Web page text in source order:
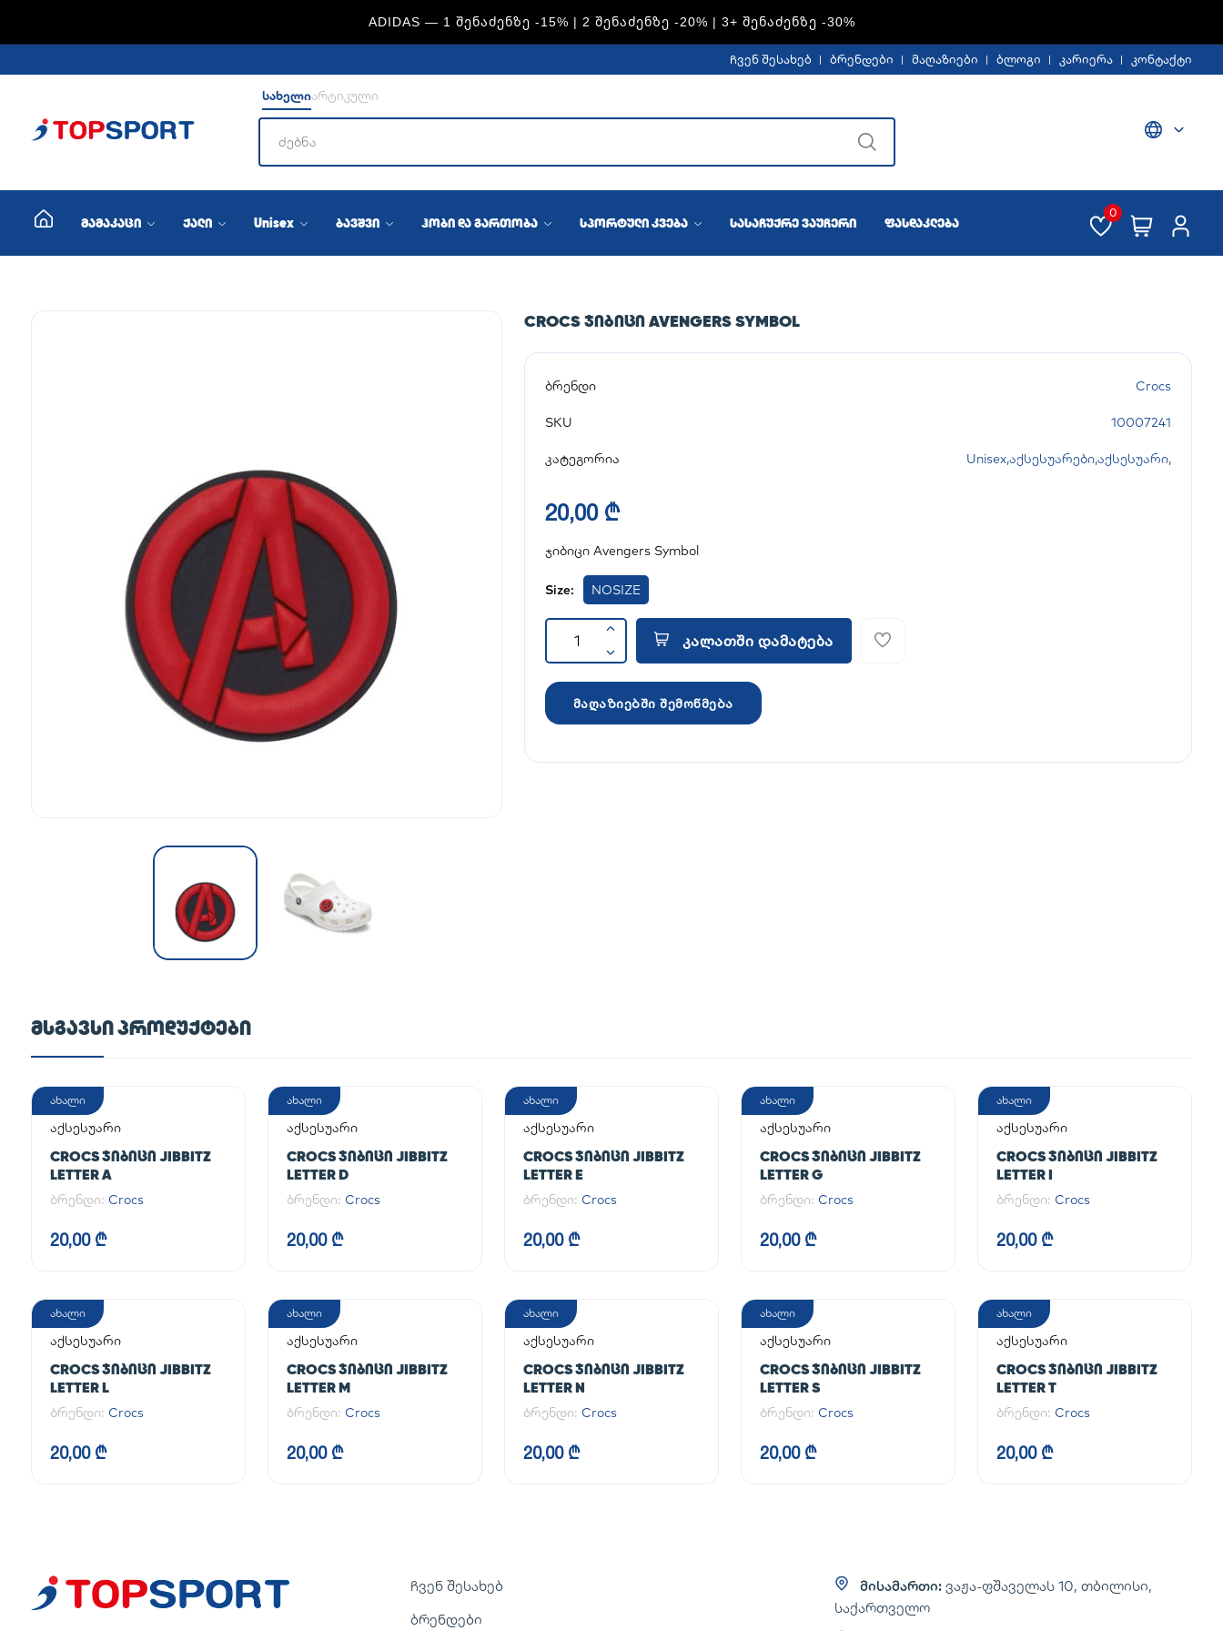
ADIDAS — 1 ᲨᲔᲜᲐᲫᲔᲜᲖᲔ -15% | 2 ᲨᲔᲜᲐᲫᲔᲜᲖᲔ -20% | 3+ ᲨᲔᲜᲐᲫᲔᲜᲖᲔ -30%
ჩვენ შესახებ ბრენდები მაღაზიები ბლოგი კარიერა კონტაქტი
სახელიარტიკული
მამაკაცი ქალი Unisex ბავშვი ჰობი და გართობა სპორტული კვება სასაჩუქრე ვაუჩერი ფასდაკლება
0
CROCS ᲯᲘᲑᲘᲪᲘ AVENGERS SYMBOL
ბრენდი Crocs
SKU 10007241
კატეგორია Unisex,აქსესუარები,აქსესუარი,
20,00 ₾
ჯიბიცი Avengers Symbol
Size: NOSIZE
კალათში დამატება
მაღაზიებში შემოწმება
ᲛᲡᲒᲐᲕᲡᲘ ᲞᲠᲝᲓᲣᲥᲢᲔᲑᲘ
ახალი
აქსესუარი
CROCS ᲯᲘᲑᲘᲪᲘ JIBBITZ
LETTER A
ბრენდი: Crocs
20,00 ₾
ახალი
აქსესუარი
CROCS ᲯᲘᲑᲘᲪᲘ JIBBITZ
LETTER D
ბრენდი: Crocs
20,00 ₾
ახალი
აქსესუარი
CROCS ᲯᲘᲑᲘᲪᲘ JIBBITZ
LETTER E
ბრენდი: Crocs
20,00 ₾
ახალი
აქსესუარი
CROCS ᲯᲘᲑᲘᲪᲘ JIBBITZ
LETTER G
ბრენდი: Crocs
20,00 ₾
ახალი
აქსესუარი
CROCS ᲯᲘᲑᲘᲪᲘ JIBBITZ
LETTER I
ბრენდი: Crocs
20,00 ₾
ახალი
აქსესუარი
CROCS ᲯᲘᲑᲘᲪᲘ JIBBITZ
LETTER L
ბრენდი: Crocs
20,00 ₾
ახალი
აქსესუარი
CROCS ᲯᲘᲑᲘᲪᲘ JIBBITZ
LETTER M
ბრენდი: Crocs
20,00 ₾
ახალი
აქსესუარი
CROCS ᲯᲘᲑᲘᲪᲘ JIBBITZ
LETTER N
ბრენდი: Crocs
20,00 ₾
ახალი
აქსესუარი
CROCS ᲯᲘᲑᲘᲪᲘ JIBBITZ
LETTER S
ბრენდი: Crocs
20,00 ₾
ახალი
აქსესუარი
CROCS ᲯᲘᲑᲘᲪᲘ JIBBITZ
LETTER T
ბრენდი: Crocs
20,00 ₾
ჩვენ შესახებ
ბრენდები
მისამართი: ვაჟა-ფშაველას 10, თბილისი,
საქართველო